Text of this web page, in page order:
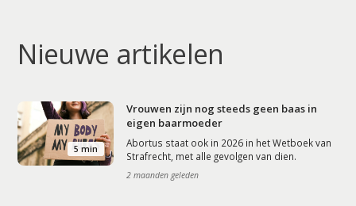
Nieuwe artikelen
5 min
Vrouwen zijn nog steeds geen baas in
eigen baarmoeder
Abortus staat ook in 2026 in het Wetboek van
Strafrecht, met alle gevolgen van dien.
2 maanden geleden